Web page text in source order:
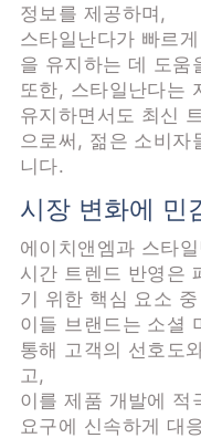
정보를 제공하며,
스타일난다가 빠르
을 유지하는 데 도움
또한, 스타일난다는
유지하면서도 최신
으로써, 젊은 소비자
니다.
시장 변화에 민
에이치앤엠과 스타
시간 트렌드 반영은
기 위한 핵심 요소
이들 브랜드는 소셜
통해 고객의 선호도
고,
이를 제품 개발에 적
요구에 신속하게 대